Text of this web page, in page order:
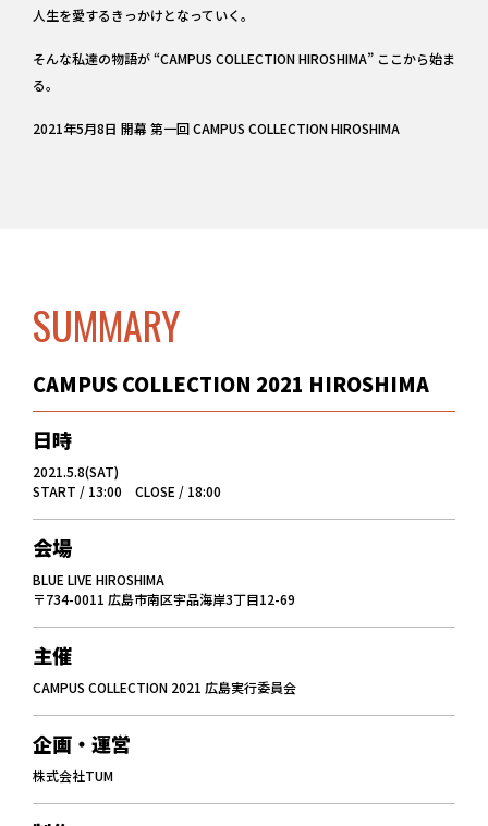
人生を愛するきっかけとなっていく。
そんな私達の物語が “CAMPUS COLLECTION HIROSHIMA” ここから始ま
る。
2021年5月8日 開幕 第一回 CAMPUS COLLECTION HIROSHIMA
SUMMARY
CAMPUS COLLECTION 2021 HIROSHIMA
日時
2021.5.8(SAT)
START / 13:00 CLOSE / 18:00
会場
BLUE LIVE HIROSHIMA
〒734-0011 広島市南区宇品海岸3丁目12-69
主催
CAMPUS COLLECTION 2021 広島実行委員会
企画・運営
株式会社TUM